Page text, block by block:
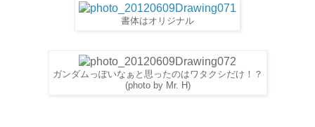
書体はオリジナル
ガンダムっぽいなぁと思ったのはワタクシだけ！？
(photo by Mr. H)